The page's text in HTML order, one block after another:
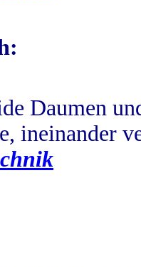
Daumen
ineinander